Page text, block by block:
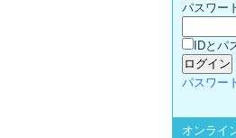
パスワー
IDとパ
パスワー
オンライ